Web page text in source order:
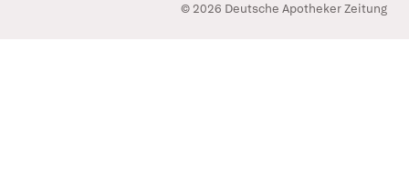
© 2026 Deutsche Apotheker Zeitung